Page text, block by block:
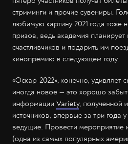
стриминги и прочие сувениры.
любимую картину 2021 года тоже
призов, ведь академия планирует
счастливчиков и подарить им
кинопремию в следующем году.
«Оскар-2022», конечно, удивляет
иногда новое — это хорошо
информации Variety, полученной
источников, впервые за три года
ведущие. Провести
(одна из самых популярных